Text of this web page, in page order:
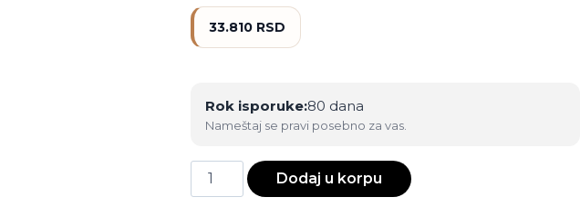
33.810 RSD
Rok isporuke:80 dana
Nameštaj se pravi posebno za vas.
Barski
sto
Dodaj u korpu